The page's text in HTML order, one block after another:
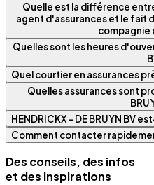
Quelle est la différence
agent d'assurances et le fait
compagnie
Quelles sont les heures
Quel courtier en assurances
Quelles assurances sont
HENDRICKX - DE BRUYN BV
Comment contacter
Des conseils, des infos
et des inspirations